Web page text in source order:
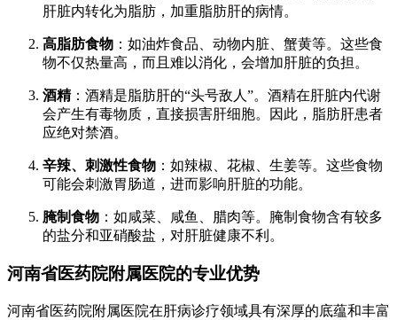
肝脏内转化为脂肪，加重脂肪肝的病情。
高脂肪食物 ：如油炸食品、动物内脏、蟹黄等。这些食
物不仅热量高，而且难以消化，会增加肝脏的负担。
酒精：酒精是脂肪肝的“头号敌人”。酒精在肝脏内代谢
会产生有毒物质，直接损害肝细胞。因此，脂肪肝患者
应绝对禁酒。
辛辣、刺激性食物 ：如辣椒、花椒、生姜等。这些食物
可能会刺激胃肠道，进而影响肝脏的功能。
腌制食物 ：如咸菜、咸鱼、腊肉等。腌制食物含有较多
的盐分和亚硝酸盐，对肝脏健康不利。
河南省医药院附属医院的专业优势
河南省医药院附属医院在肝病诊疗领域具有深厚的底蕴和丰富